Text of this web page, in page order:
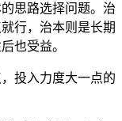
思路选择问题。治
行，治本则是长期
也受益。
投入力度大一点的